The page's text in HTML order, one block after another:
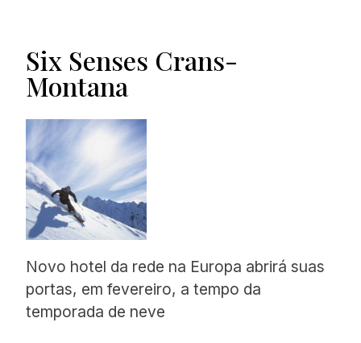
Six Senses Crans-
Montana
Novo hotel da rede na Europa abrirá suas
portas, em fevereiro, a tempo da
temporada de neve